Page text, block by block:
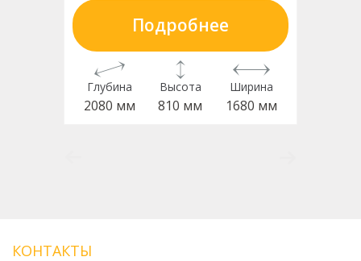
Подробнее
Глубина
2080 мм
Высота
810 мм
Ширина
1680 мм
КОНТАКТЫ